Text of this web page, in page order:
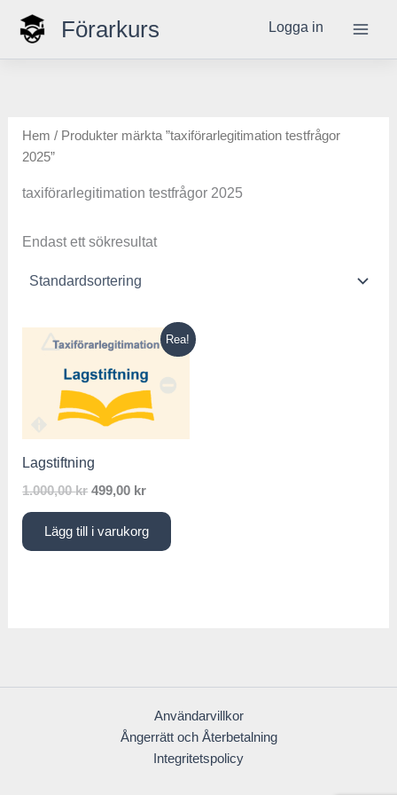
Hoppa
innehåll
Förarkurs Logga in
Hem / Produkter märkta ”taxiförarlegitimation testfrågor
2025”
taxiförarlegitimation testfrågor 2025
Endast ett sökresultat
Rea!
Lagstiftning
1.000,00kr
ursprungliga
priset
1.000,00 kr.
499,00 kr
Det
nuvarande
priset
är:
499,00 kr.
Lägg till i varukorg
Användarvillkor
Ångerrätt och Återbetalning
Integritetspolicy